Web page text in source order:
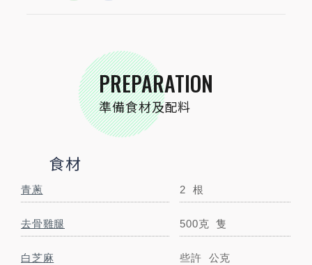
PREPARATION
準備食材及配料
食材
青蔥 2 根
去骨雞腿 500克 隻
白芝麻 些許 公克
STEP BY STEP
跟著步驟一起做料理